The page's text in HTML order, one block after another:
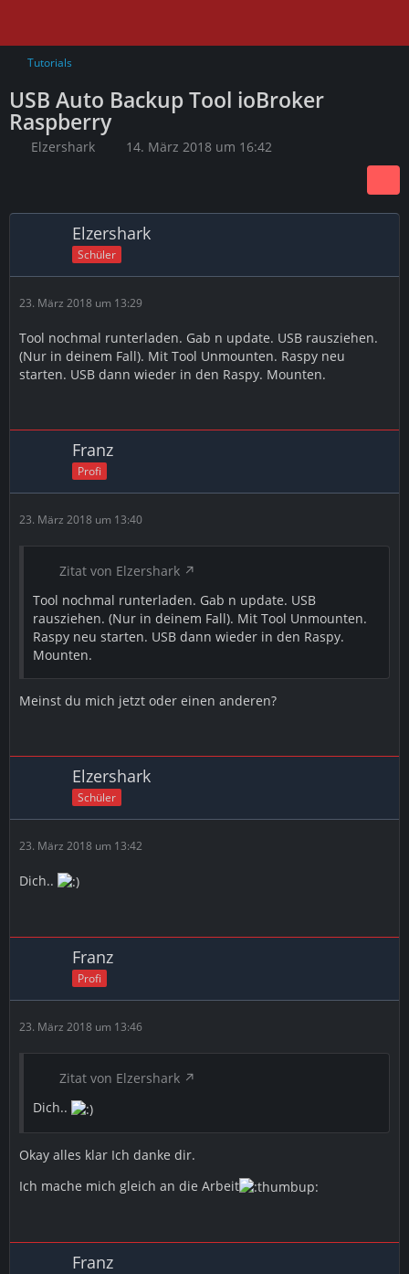
Tutorials
USB Auto Backup Tool ioBroker
Raspberry
Elzershark 14. März 2018 um 16:42
Elzershark
Schüler
23. März 2018 um 13:29
Tool nochmal runterladen. Gab n update. USB rausziehen.
(Nur in deinem Fall). Mit Tool Unmounten. Raspy neu
starten. USB dann wieder in den Raspy. Mounten.
Franz
Profi
23. März 2018 um 13:40
Zitat von Elzershark
Tool nochmal runterladen. Gab n update. USB
rausziehen. (Nur in deinem Fall). Mit Tool Unmounten.
Raspy neu starten. USB dann wieder in den Raspy.
Mounten.
Meinst du mich jetzt oder einen anderen?
Elzershark
Schüler
23. März 2018 um 13:42
Dich..
Franz
Profi
23. März 2018 um 13:46
Zitat von Elzershark
Dich..
Okay alles klar Ich danke dir.
Ich mache mich gleich an die Arbeit
Franz